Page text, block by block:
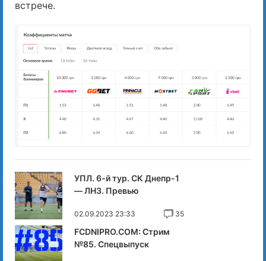
встрече.
УПЛ. 6-й тур. СК Днепр-1
— ЛНЗ. Превью
02.09.2023 23:33 35
FCDNIPRO.COM: Стрим
№85. Спецвыпуск